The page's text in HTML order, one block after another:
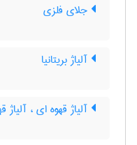
جلای فلزی
آلیاژ بریتانیا
آلیاژ قهوه ای ، آلیاژ